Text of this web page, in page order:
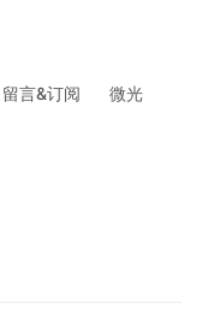
留言&订阅 微光